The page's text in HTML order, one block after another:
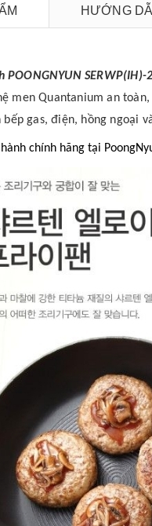
HƯỚNG
SERWP(IH)-
men Quantanium an
gas, điện, hồng ngoại
chính hãng tại